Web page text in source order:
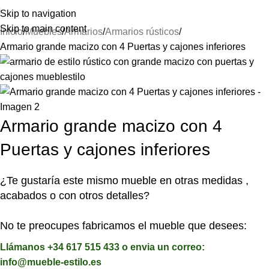
Skip to navigation
Skip to main content
⚡REALIZAMOS ENVÍOS A TODA ESPAÑA⚡
Inicio Muebles Armarios Armarios rústicos
Armario grande macizo con 4 Puertas y cajones inferiores
Armario grande macizo con 4
Puertas y cajones inferiores
¿Te gustaría este mismo mueble en otras medidas ,
acabados o con otros detalles?
No te preocupes fabricamos el mueble que desees:
Llámanos +34 617 515 433 o envia un correo:
info@mueble-estilo.es